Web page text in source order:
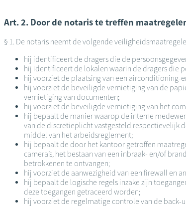
Art. 2. Door de notaris te treffen
§ 1. De notaris neemt de volgende
hij identificeert de dragers die de
hij identificeert de lokalen waarin de dragers die
hij voorziet de plaatsing van een airconditioning-
hij voorziet de beveiligde vernietiging van de
vernietiging van documenten;
hij voorziet de beveiligde vernietiging van het
hij bepaalt de manier waarop de interne
van de discretieplicht vastgesteld respectievelijk
middel van het arbeidsreglement;
hij bepaalt de door het kantoor getroffen
camera’s, het bestaan van een inbraak- en/of
betrokkenen te ontvangen;
hij voorziet de aanwezigheid van een firewall en
hij bepaalt de logische regels inzake zijn
deze toegangen getraceerd worden;
hij voorziet de regelmatige controle van de